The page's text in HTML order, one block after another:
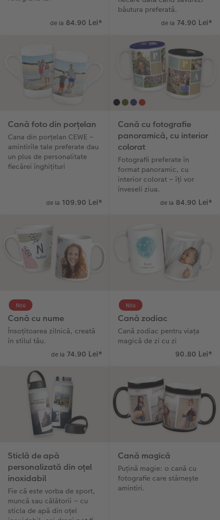
de la 84.90 Lei*
băutura preferată.
de la 74.90 Lei*
Cană foto din porțelan
Cana din porțelan CEWE –
amintirile tale preferate dau
un plus de personalitate
fiecărei înghițituri
de la 109.90 Lei*
Cană cu fotografie
panoramică, cu interior
colorat
Fotografii preferate în
format panoramic, cu
interior colorat – îți vor
înveseli ziua.
de la 84.90 Lei*
Cană cu nume
Însoțitoarea zilnică, creată
în stilul tău.
Nou
de la 74.90 Lei*
Cană zodiac
Cană zodiac pentru viața
magică de zi cu zi
Nou
90.80 Lei*
Sticlă de apă
personalizată din oțel
inoxidabil
Fie că este vorba de sport,
muncă sau călătorii – cu
sticla de apă din oțel
Cană magică
Puțină magie: o cană cu
fotografie care stârnește
amintiri.